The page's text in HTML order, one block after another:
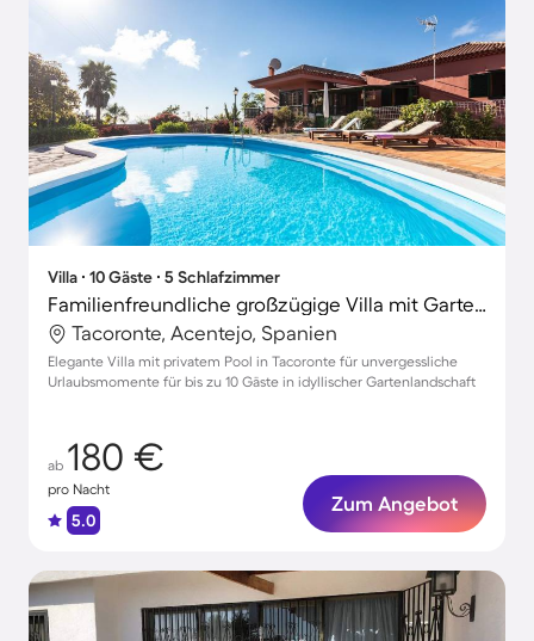
Villa ∙ 10 Gäste ∙ 5 Schlafzimmer
Familienfreundliche großzügige Villa mit Garten, Terrasse und privatem Pool
Tacoronte, Acentejo, Spanien
Elegante Villa mit privatem Pool in Tacoronte für unvergessliche
Urlaubsmomente für bis zu 10 Gäste in idyllischer Gartenlandschaft
ab 180 €
pro Nacht
5.0
Zum Angebot